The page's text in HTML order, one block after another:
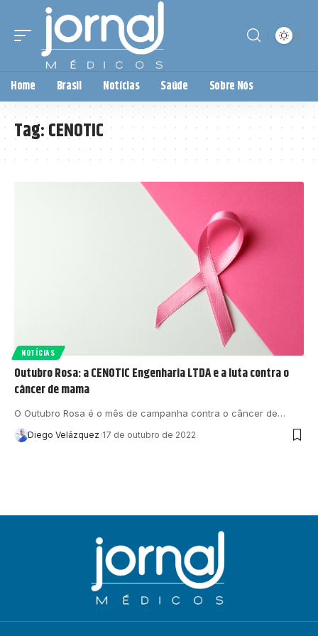
Home Brasil Notícias Saúde Sobre Nós
Tag:CENOTIC
NOTÍCIAS
Outubro Rosa: a CENOTIC Engenharia LTDA e a luta contra o
câncer de mama
O Outubro Rosa é o mês de campanha contra o câncer de…
Diego Velázquez 17 de outubro de 2022